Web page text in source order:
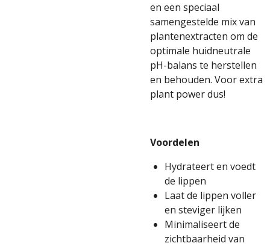
en een speciaal
samengestelde mix van
plantenextracten om de
optimale huidneutrale
pH-balans te herstellen
en behouden. Voor extra
plant power dus!
Voordelen
Hydrateert en voedt
de lippen
Laat de lippen voller
en steviger lijken
Minimaliseert de
zichtbaarheid van